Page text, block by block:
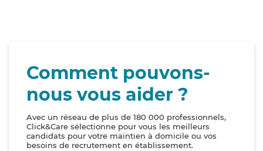
Comment pouvons-
nous vous aider ?
Avec un réseau de plus de 180 000 professionnels,
Click&Care sélectionne pour vous les meilleurs
candidats pour votre maintien à domicile ou vos
besoins de recrutement en établissement.